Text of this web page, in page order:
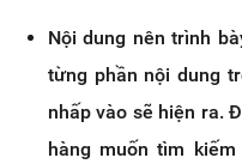
Nội dung nên trình
từng phần nội dung
nhấp vào sẽ hiện ra.
hàng muốn tìm